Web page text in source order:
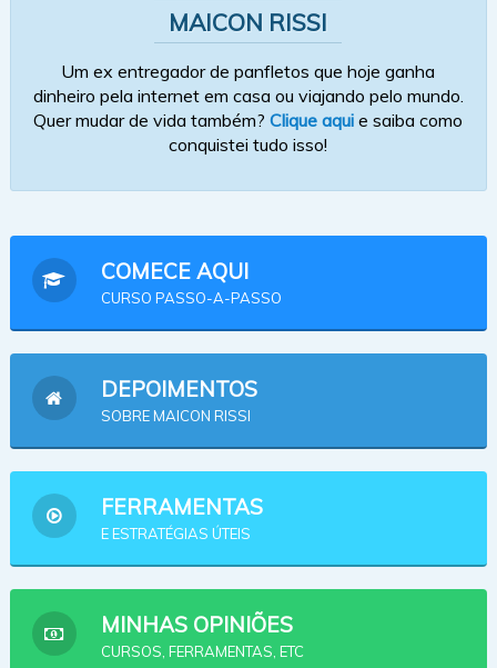
MAICON RISSI
Um ex entregador de panfletos que hoje ganha
dinheiro pela internet em casa ou viajando pelo mundo.
Quer mudar de vida também?Clique aqui e saiba como
conquistei tudo isso!
COMECE AQUI
CURSO PASSO-A-PASSO
DEPOIMENTOS
SOBRE MAICON RISSI
FERRAMENTAS
E ESTRATÉGIAS ÚTEIS
MINHAS OPINIÕES
CURSOS, FERRAMENTAS, ETC